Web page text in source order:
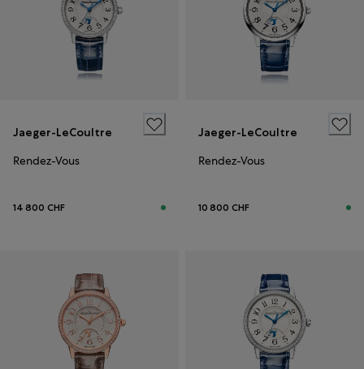
Jaeger-LeCoultre
Rendez-Vous
14 800 CHF
Jaeger-LeCoultre
Rendez-Vous
10 800 CHF